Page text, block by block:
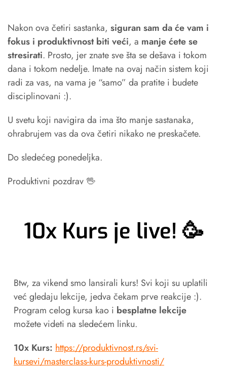
Nakon ova četiri sastanka, siguran sam da će vam i
fokus i produktivnost biti veći, a manje ćete se
stresirati. Prosto, jer znate sve šta se dešava i tokom
dana i tokom nedelje. Imate na ovaj način sistem koji
radi za vas, na vama je “samo” da pratite i budete
disciplinovani :).
U svetu koji navigira da ima što manje sastanaka,
ohrabrujem vas da ova četiri nikako ne preskačete.
Do sledećeg ponedeljka.
Produktivni pozdrav 🖖
10x Kurs je live! 🥳
Btw, za vikend smo lansirali kurs! Svi koji su uplatili
već gledaju lekcije, jedva čekam prve reakcije :).
Program celog kursa kao i besplatne lekcije
možete videti na sledećem linku.
10x Kurs: https://produktivnost.rs/svi-
kursevi/masterclass-kurs-produktivnosti/